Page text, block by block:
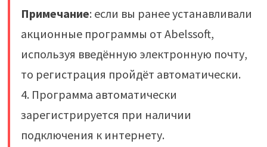
Примечание: если вы ранее устанавливали
акционные программы от Abelssoft,
используя введённую электронную почту,
то регистрация пройдёт автоматически.
4. Программа автоматически
зарегистрируется при наличии
подключения к интернету.